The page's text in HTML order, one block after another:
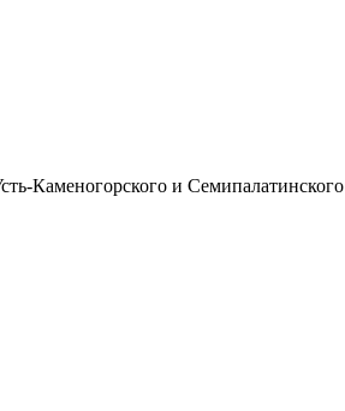
Каменогорского и Семипалатинского